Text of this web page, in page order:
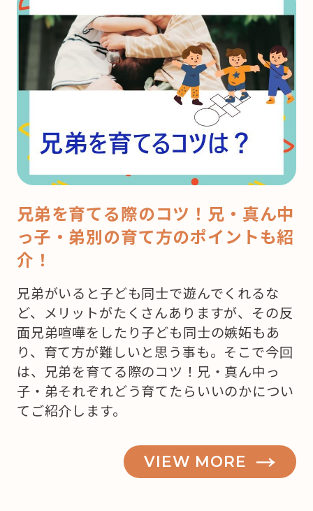
兄弟を育てる際のコツ！兄・真ん中
っ子・弟別の育て方のポイントも紹
介！
兄弟がいると子ども同士で遊んでくれるな
ど、メリットがたくさんありますが、その反
面兄弟喧嘩をしたり子ども同士の嫉妬もあ
り、育て方が難しいと思う事も。そこで今回
は、兄弟を育てる際のコツ！兄・真ん中っ
子・弟それぞれどう育てたらいいのかについ
てご紹介します。
VIEW MORE